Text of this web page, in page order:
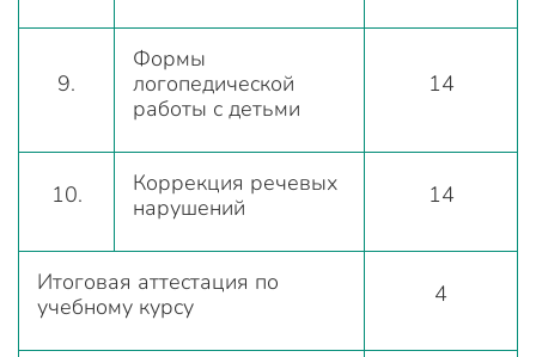
9.
Формы
логопедической
работы с детьми
14
10.
Коррекция речевых
нарушений
14
Итоговая аттестация по
учебному курсу
4